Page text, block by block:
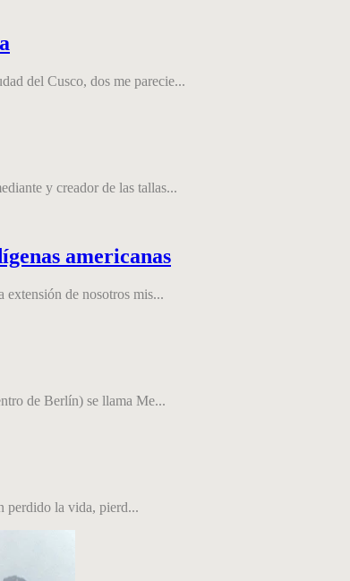
del Cusco, dos me parecie...
y creador de las tallas...
americanas
extensión de nosotros mis...
de Berlín) se llama Me...
perdido la vida, pierd...